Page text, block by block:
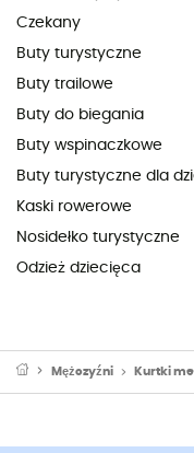
Czekany
Buty turystyczne
Buty trailowe
Buty do biegania
Buty wspinaczkowe
Buty turystyczne dla
Kaski rowerowe
Nosidełko turystyczne
Odzież dziecięca
Mężczyźni Kurtki